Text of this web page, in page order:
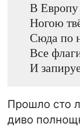
В Европу
Ногою
Сюда по
Все
И
Прошло сто
диво